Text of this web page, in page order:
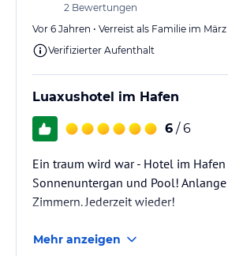
2 Bewertungen
Vor 6 Jahren • Verreist als Familie im März
Verifizierter Aufenthalt
Luaxushotel im Hafen
6 / 6
Ein traum wird war - Hotel im
Sonnenuntergan und Pool!
Zimmern. Jederzeit wieder!
Mehr anzeigen